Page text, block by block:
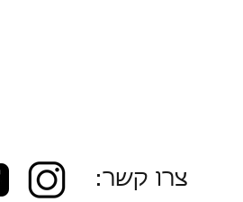
צרו קשר: